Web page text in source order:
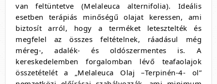
van feltüntetve (Melaleuca alternifolia). Ideális
esetben terápiás minőségű olajat keressen, ami
biztosít arról, hogy a terméket letesztelték és
megfelel az összes feltételnek, ráadásul még
méreg-, adalék- és oldószermentes is. A
kereskedelemben forgalomban lévő teafaolajok
összetételét a „Melaleuca Olaj –Terpinén-4- ol”